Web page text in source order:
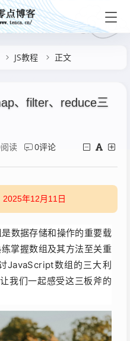
JS教程 正文
、filter、reduce三
读 0评论
2025年12月11日
数据存储和操作的重要载
掌握数组及其方法至关重
JavaScript数组的三大利
我们一起感受这三板斧的